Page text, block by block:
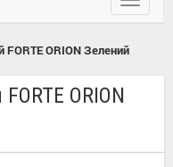
ORION Зелений
ORION